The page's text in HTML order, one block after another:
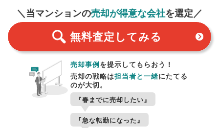
＼当マンションの売却が得意な会社を選定／
無料査定 してみる
売却事例を提示してもらおう！
売却の戦略は担当者と一緒にたてる
のが大切。
『春までに売却したい』
『急な転勤になった』